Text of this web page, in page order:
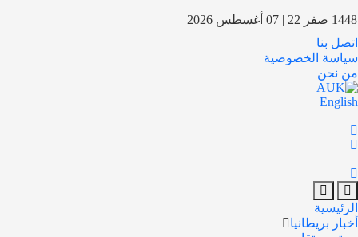
1448 صفر 22 | 07 أغسطس 2026
اتصل بنا
سياسة الخصوصية
من نحن
English
الرئيسية
أخبار بريطانيا